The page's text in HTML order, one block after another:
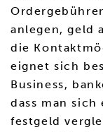
anlegen, geld
die
eignet sich
Business,
dass man sich
festgeld